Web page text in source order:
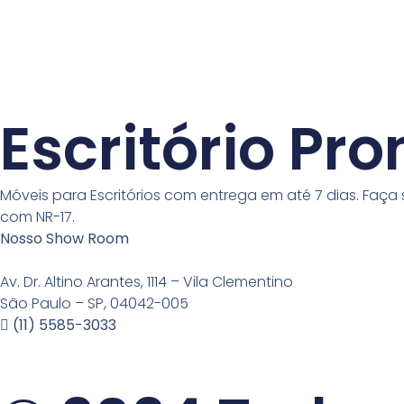
Escritório
Móveis para Escritórios com entrega em até 7 dias.
com NR-17.
Nosso Show Room
Av. Dr. Altino Arantes, 1114 – Vila Clementino
São Paulo – SP, 04042-005
(11) 5585-3033